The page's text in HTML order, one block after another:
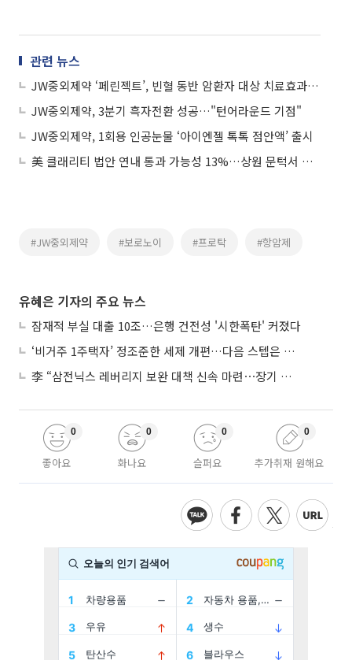
관련 뉴스
JW중외제약 ‘페린젝트’, 빈혈 동반 암환자 대상 치료효과 확인
JW중외제약, 3분기 흑자전환 성공…"턴어라운드 기점"
JW중외제약, 1회용 인공눈물 ‘아이엔젤 톡톡 점안액’ 출시
美 클래리티 법안 연내 통과 가능성 13%…상원 문턱서 제동
#JW중외제약 #보로노이 #프로탁 #항암제
유혜은 기자의 주요 뉴스
잠재적 부실 대출 10조…은행 건전성 '시한폭탄' 커졌다
‘비거주 1주택자’ 정조준한 세제 개편…다음 스텝은 금융 대책
李 “삼전닉스 레버리지 보완 대책 신속 마련⋯장기 채무 과감히 탕감”
좋아요
0
화나요
0
슬퍼요
0
추가취재 원해요
0